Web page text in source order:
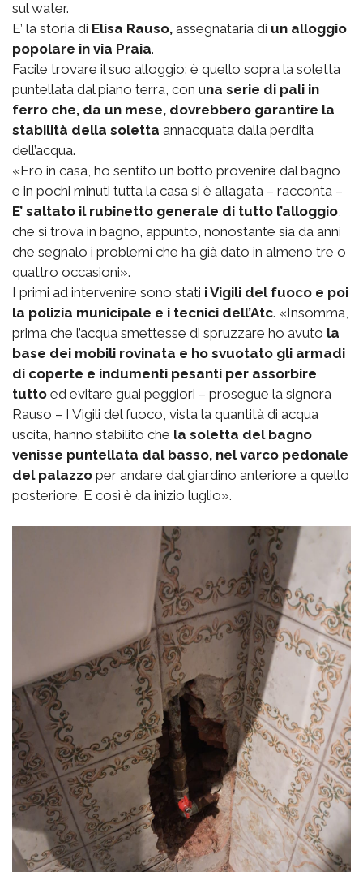
sul water.
E’ la storia di Elisa Rauso, assegnataria di un alloggio
popolare in via Praia.
Facile trovare il suo alloggio: è quello sopra la soletta
puntellata dal piano terra, con una serie di pali in
ferro che, da un mese, dovrebbero garantire la
stabilità della soletta annacquata dalla perdita
dell’acqua.
«Ero in casa, ho sentito un botto provenire dal bagno
e in pochi minuti tutta la casa si è allagata – racconta –
E’ saltato il rubinetto generale di tutto l’alloggio,
che si trova in bagno, appunto, nonostante sia da anni
che segnalo i problemi che ha già dato in almeno tre o
quattro occasioni».
I primi ad intervenire sono stati i Vigili del fuoco e poi
la polizia municipale e i tecnici dell’Atc. «Insomma,
prima che l’acqua smettesse di spruzzare ho avuto la
base dei mobili rovinata e ho svuotato gli armadi
di coperte e indumenti pesanti per assorbire
tutto ed evitare guai peggiori – prosegue la signora
Rauso – I Vigili del fuoco, vista la quantità di acqua
uscita, hanno stabilito che la soletta del bagno
venisse puntellata dal basso, nel varco pedonale
del palazzo per andare dal giardino anteriore a quello
posteriore. E così è da inizio luglio».